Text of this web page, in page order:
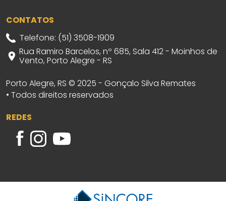
CONTATOS
Telefone: (51) 3508-1909
Rua Ramiro Barcelos, nº 685, Sala 412 - Moinhos de
Vento, Porto Alegre - RS
Porto Alegre, RS © 2025 - Gonçalo Silva Remates
• Todos direitos reservados
REDES